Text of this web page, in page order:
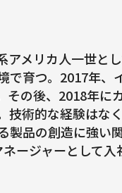
アメリカ人一世と
で育つ。2017年、
その後、2018年に
技術的な経験はな
製品の創造に強い
ージャーとして入